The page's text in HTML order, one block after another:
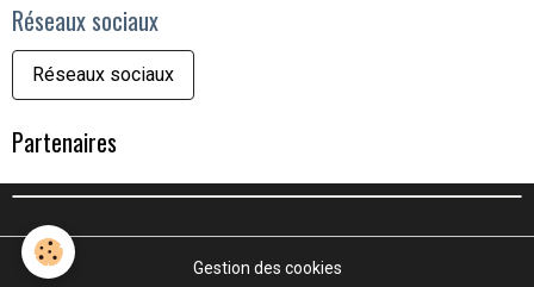
Réseaux sociaux
Réseaux sociaux
Partenaires
Gestion des cookies